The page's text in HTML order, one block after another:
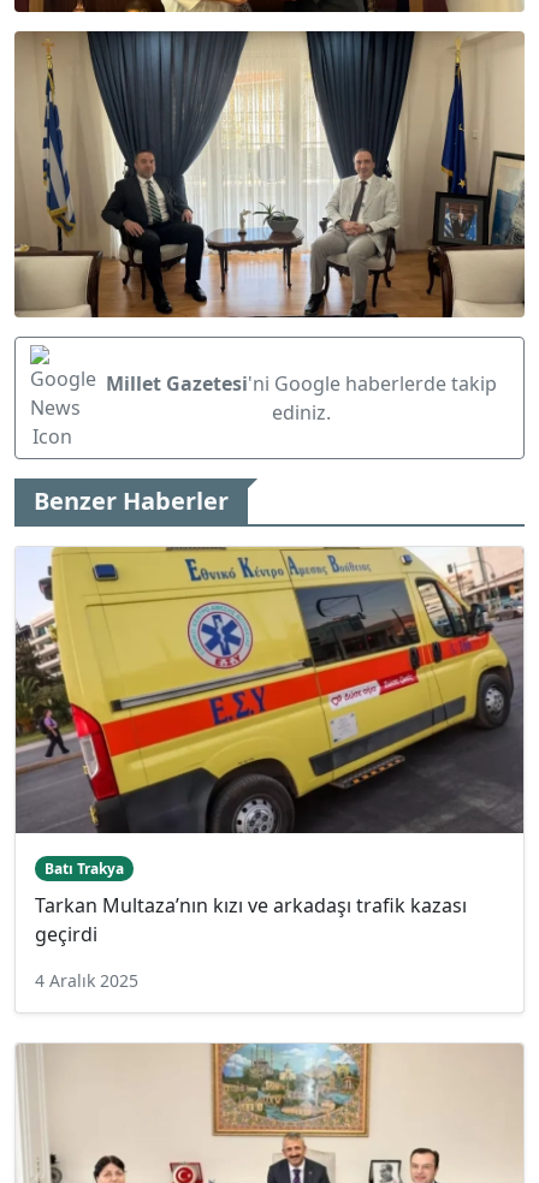
Millet Gazetesi'ni Google haberlerde takip
ediniz.
Benzer Haberler
Batı Trakya
Tarkan Multaza’nın kızı ve arkadaşı trafik kazası
geçirdi
4 Aralık 2025